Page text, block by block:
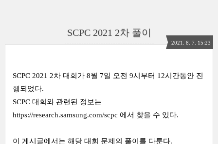
SCPC 2021 2차 풀이
2021. 8. 7. 15:23
SCPC 2021 2차 대회가 8월 7일 오전 9시부터 12시간동안 진
행되었다.
SCPC 대회와 관련된 정보는
https://research.samsung.com/scpc 에서 찾을 수 있다.
이 게시글에서는 해당 대회 문제의 풀이를 다룬다.